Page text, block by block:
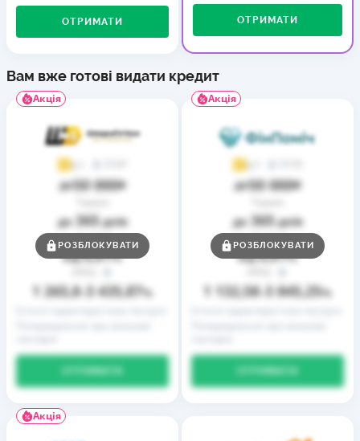
ОТРИМАТИ ОТРИМАТИ
Вам вже готові видати кредит
Акція
4,1
до50 000₴
до 365днів
Ставка
від0,01%
1 265,8 3 435,87%
РОЗБЛОКУВАТИ
Акція
4,7
до50 000₴
до 365днів
Ставка
від0,01%
1 132,58 3 845,25%
РОЗБЛОКУВАТИ
Акція